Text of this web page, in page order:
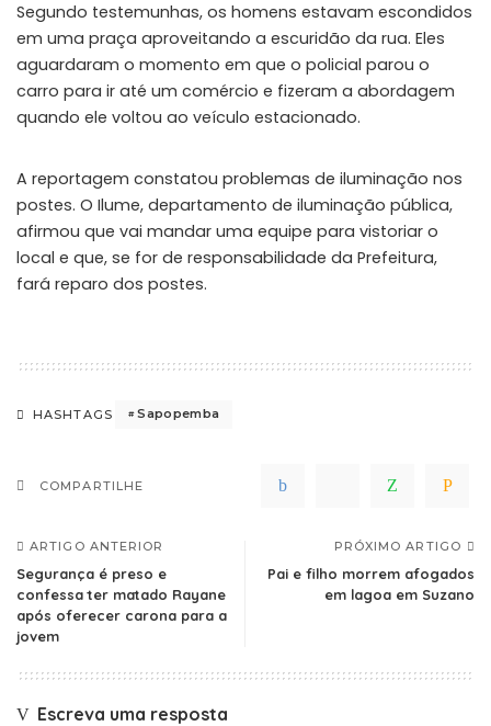
Segundo testemunhas, os homens estavam escondidos
em uma praça aproveitando a escuridão da rua. Eles
aguardaram o momento em que o policial parou o
carro para ir até um comércio e fizeram a abordagem
quando ele voltou ao veículo estacionado.
A reportagem constatou problemas de iluminação nos
postes. O Ilume, departamento de iluminação pública,
afirmou que vai mandar uma equipe para vistoriar o
local e que, se for de responsabilidade da Prefeitura,
fará reparo dos postes.
HASHTAGS Sapopemba
COMPARTILHE
ARTIGO ANTERIOR
Segurança é preso e
confessa ter matado Rayane
após oferecer carona para a
jovem
PRÓXIMO ARTIGO
Pai e filho morrem afogados
em lagoa em Suzano
Escreva uma resposta